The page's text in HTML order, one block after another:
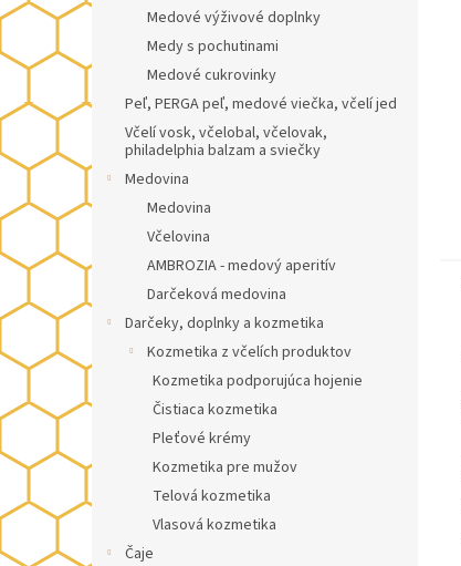
Medové výživové doplnky
Medy s pochutinami
Medové cukrovinky
Peľ, PERGA peľ, medové viečka, včelí jed
Včelí vosk, včelobal, včelovak,
philadelphia balzam a sviečky
Medovina
Medovina
Včelovina
AMBROZIA - medový aperitív
Darčeková medovina
Darčeky, doplnky a kozmetika
Kozmetika z včelích produktov
Kozmetika podporujúca hojenie
Čistiaca kozmetika
Pleťové krémy
Kozmetika pre mužov
Telová kozmetika
Vlasová kozmetika
Čaje